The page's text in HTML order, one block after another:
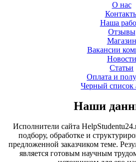
О нас
Наша
Отзывы
Магазин
Вакансии
Новости
Статьи
Оплата и
Черный список
Наши
Исполнители сайта
подбору, обработке и
предложенной заказчиком теме.
является готовым научным